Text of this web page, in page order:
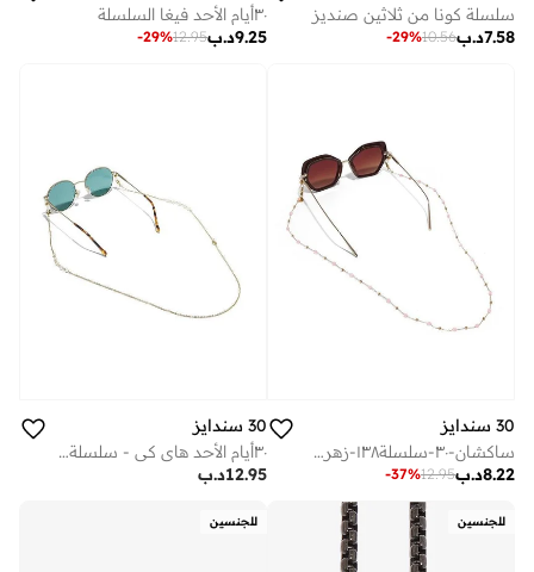
سلسلة كونا من ثلاثين صنديز
د.ب7.58
10.56
-29%
٣٠أيام الأحد فيغا السلسلة
د.ب9.25
12.95
-29%
30 سندايز
ساكشان-٣٠-سلسلة١٣٨-زهري-ستارلا-زهري
د.ب8.22
12.95
-37%
30 سندايز
٣٠أيام الأحد هاي كي - سلسلة مطلية بالذهب عيار ١٤
د.ب12.95
للجنسين للجنسين